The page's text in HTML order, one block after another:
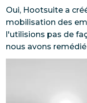
Oui, Hootsuite a
mobilisation des
l'utilisions pas de
nous avons